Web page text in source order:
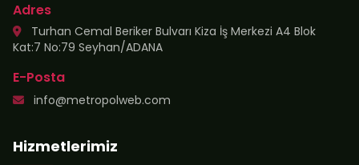
Adres
Turhan Cemal Beriker Bulvarı Kiza İş Merkezi A4 Blok
Kat:7 No:79 Seyhan/ADANA
E-Posta
info@metropolweb.com
Hizmetlerimiz